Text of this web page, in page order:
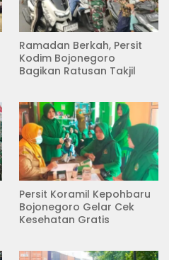
Ramadan Berkah, Persit
Kodim Bojonegoro
Bagikan Ratusan Takjil
Persit Koramil Kepohbaru
Bojonegoro Gelar Cek
Kesehatan Gratis